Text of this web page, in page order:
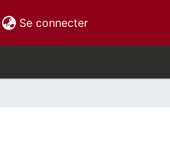
Se connecter(current)